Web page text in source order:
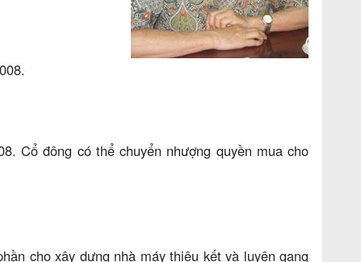
Cổ đông có thể chuyển nhượng quyền mua cho
cho xây dựng nhà máy thiêu kết và luyện gang